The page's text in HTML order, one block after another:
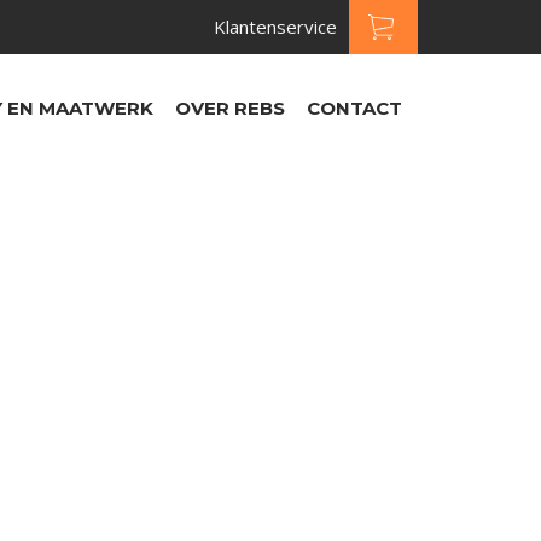
Klantenservice
EN MAATWERK OVER REBS CONTACT